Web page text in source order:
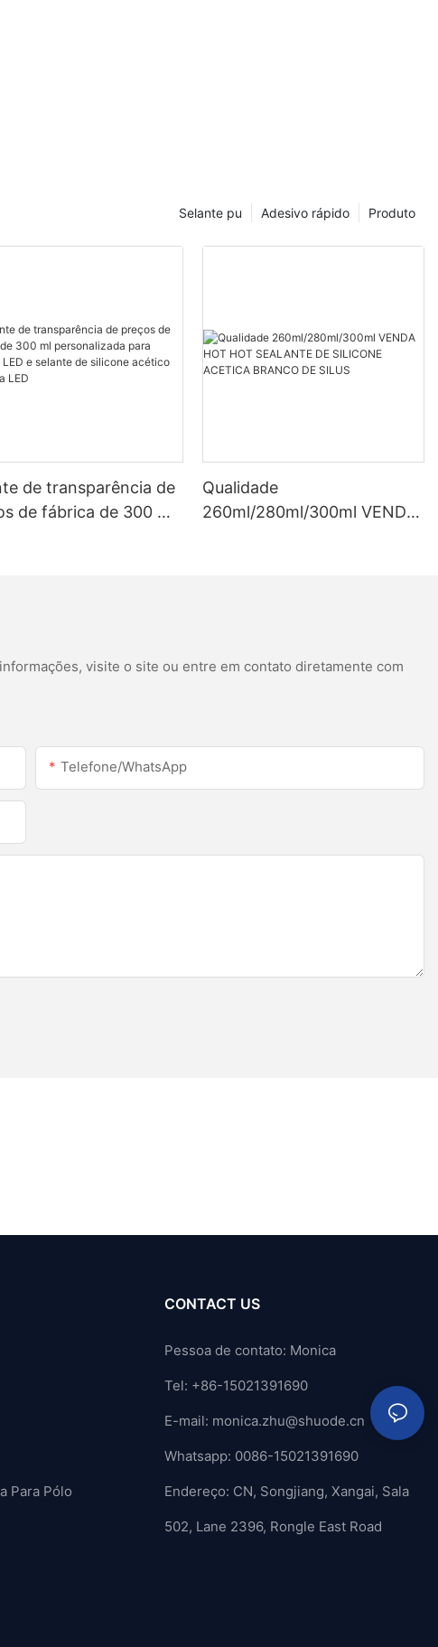
Produto
Adesivo rápido
Selante pu
de transparência de
de fábrica de 300 ml
Qualidade
260ml/280ml/300ml VENDA
visite o site ou entre em contato diretamente com
Telefone/WhatsApp
Para Pólo
CONTACT US
Pessoa de contato: Monica
Tel: +86-15021391690
E-mail: monica.zhu@shuode.cn
Whatsapp: 0086-15021391690
Endereço: CN, Songjiang, Xangai, Sala
502, Lane 2396, Rongle East Road